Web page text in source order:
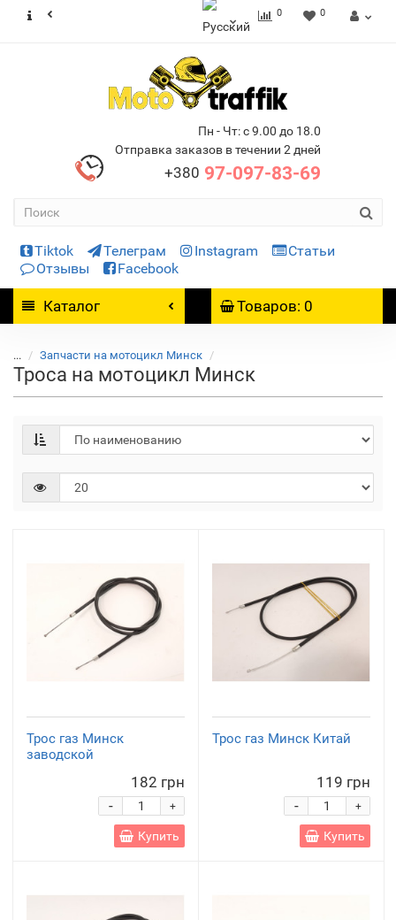
0 0
Пн - Чт: с 9.00 до 18.0
Отправка заказов в течении 2 дней
+380 97-097-83-69
Tiktok Телеграм Instagram
Статьи
Отзывы
Facebook
Каталог Товаров: 0
... Запчасти на мотоцикл Минск
Троса на мотоцикл Минск
Трос газ Минск
заводской
182 грн
+
-
Купить
Трос газ Минск Китай
119 грн
+
-
Купить